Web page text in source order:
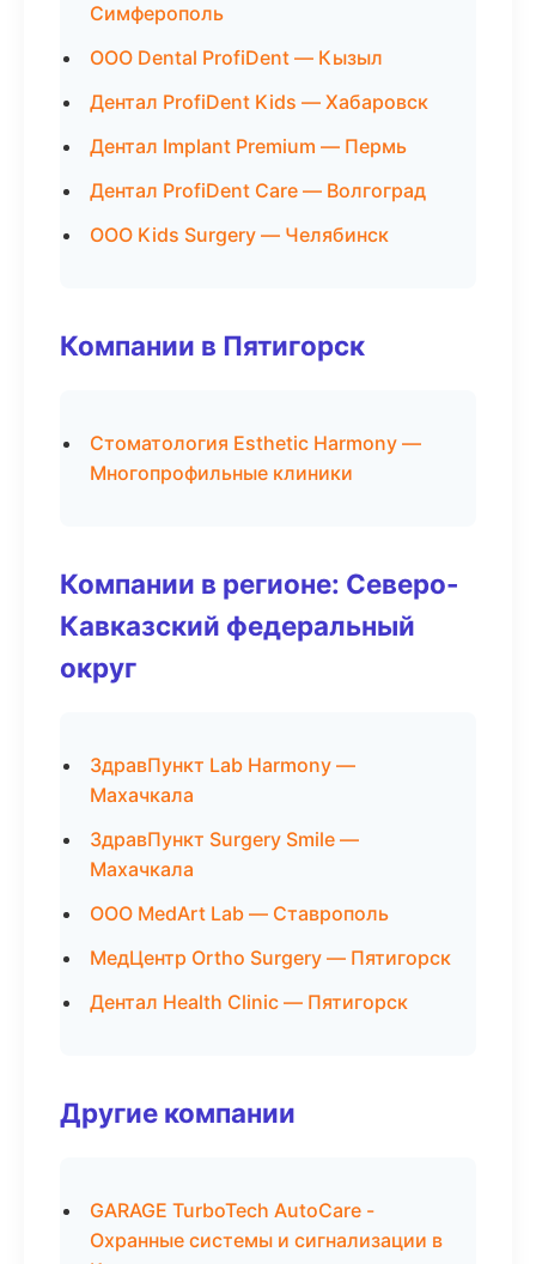
Симферополь
ООО Dental ProfiDent — Кызыл
Дентал ProfiDent Kids — Хабаровск
Дентал Implant Premium — Пермь
Дентал ProfiDent Care — Волгоград
ООО Kids Surgery — Челябинск
Компании в Пятигорск
Стоматология Esthetic Harmony —
Многопрофильные клиники
Компании в регионе: Северо-
Кавказский федеральный
округ
ЗдравПункт Lab Harmony —
Махачкала
ЗдравПункт Surgery Smile —
Махачкала
ООО MedArt Lab — Ставрополь
МедЦентр Ortho Surgery — Пятигорск
Дентал Health Clinic — Пятигорск
Другие компании
GARAGE TurboTech AutoCare -
Охранные системы и сигнализации в